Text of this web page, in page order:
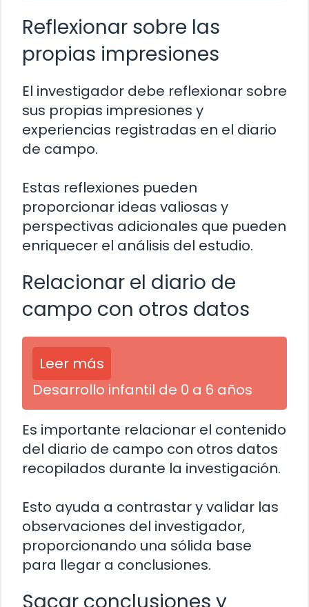
Reflexionar sobre las
propias impresiones
El investigador debe reflexionar sobre
sus propias impresiones y
experiencias registradas en el diario
de campo.
Estas reflexiones pueden
proporcionar ideas valiosas y
perspectivas adicionales que pueden
enriquecer el análisis del estudio.
Relacionar el diario de
campo con otros datos
Leer más
Desarrollo infantil de 0 a 6 años
Es importante relacionar el contenido
del diario de campo con otros datos
recopilados durante la investigación.
Esto ayuda a contrastar y validar las
observaciones del investigador,
proporcionando una sólida base
para llegar a conclusiones.